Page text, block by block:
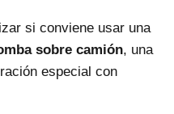
si conviene usar una
sobre camión, una
especial con